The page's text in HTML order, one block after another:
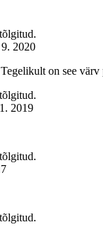
2020
on see värv
2019